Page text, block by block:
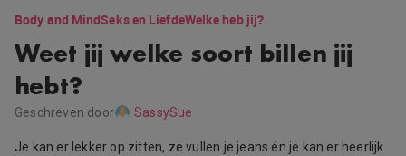
Body and MindSeks en LiefdeWelke heb jij?
Weet jij welke soort billen jij
hebt?
Geschreven door SassySue
Je kan er lekker op zitten, ze vullen je jeans én je kan er heerlijk